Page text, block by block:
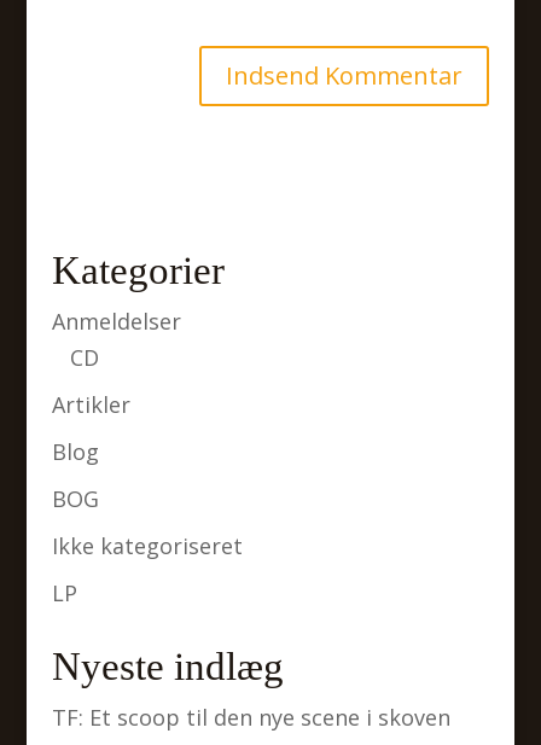
Kategorier
Anmeldelser
CD
Artikler
Blog
BOG
Ikke kategoriseret
LP
Nyeste indlæg
TF: Et scoop til den nye scene i skoven